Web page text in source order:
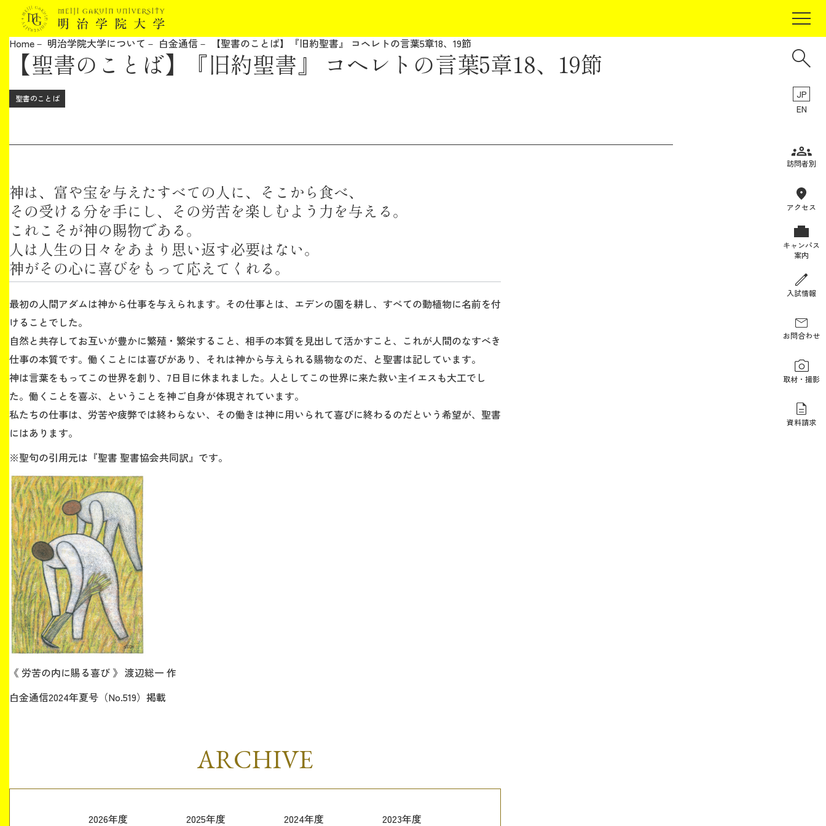
JP
EN
訪問者別
アクセス
キャンパス
案内
入試情報
お問合わせ
取材・撮影
資料請求
明治学院大学について
教育
留学・国際交流
キャリア
ボランティア
生涯学習・社会連携
入試情報サイト
2026年9月入学者向け 新入生サイト
MGグッズ オンラインショップ
（外部サイト）
Home 明治学院大学について 白金通信 【聖書のことば】『旧約聖書』 コヘレトの言葉5章18、19節
【聖書のことば】『旧約聖書』 コヘレトの言葉5章18、19節
聖書のことば
神は、富や宝を与えたすべての人に、そこから食べ、
その受ける分を手にし、その労苦を楽しむよう力を与える。
これこそが神の賜物である。
人は人生の日々をあまり思い返す必要はない。
神がその心に喜びをもって応えてくれる。
最初の人間アダムは神から仕事を与えられます。その仕事とは、エデンの園を耕し、すべての動植物に名前を付
けることでした。
自然と共存してお互いが豊かに繁殖・繁栄すること、相手の本質を見出して活かすこと、これが人間のなすべき
仕事の本質です。働くことには喜びがあり、それは神から与えられる賜物なのだ、と聖書は記しています。
神は言葉をもってこの世界を創り、7日目に休まれました。人としてこの世界に来た救い主イエスも大工でし
た。働くことを喜ぶ、ということを神ご自身が体現されています。
私たちの仕事は、労苦や疲弊では終わらない、その働きは神に用いられて喜びに終わるのだという希望が、聖書
にはあります。
※聖句の引用元は『聖書 聖書協会共同訳』です。
《 労苦の内に賜る喜び 》 渡辺総一 作
白金通信2024年夏号（No.519）掲載
ARCHIVE
2026年度 2025年度 2024年度 2023年度